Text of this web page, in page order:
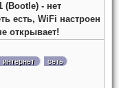
(Bootle) - нет
есть, WiFi настроен
открывает!
интернет сеть